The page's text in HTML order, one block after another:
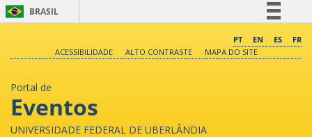
BRASIL
Comunica BR
PT EN ES
FR
ACESSIBILIDADE
ALTO CONTRASTE MAPA DO SITE
Portal de
Eventos
UNIVERSIDADE FEDERAL DE UBERLÂNDIA